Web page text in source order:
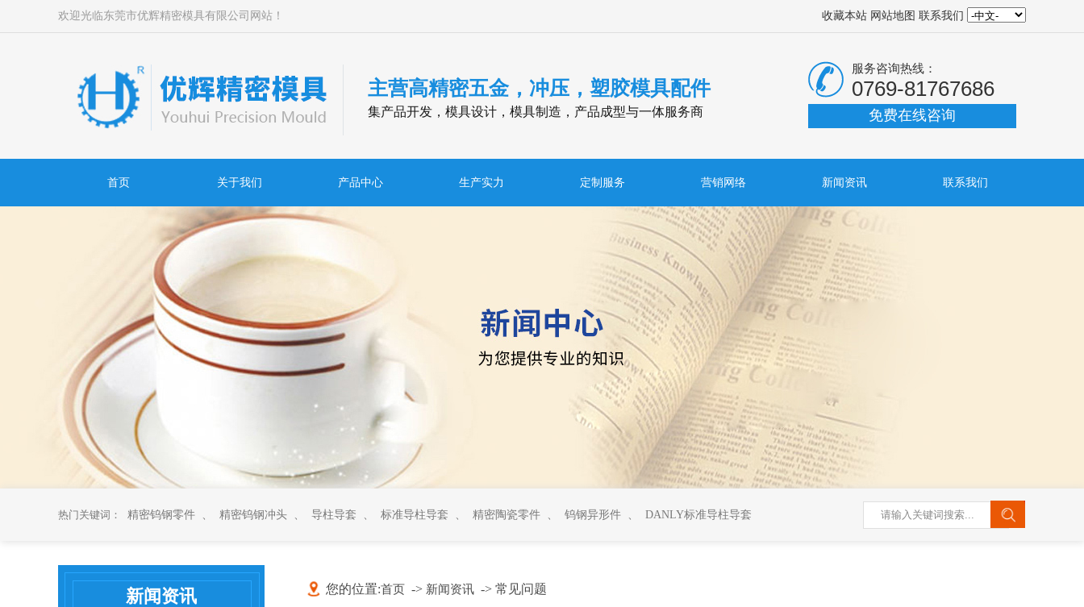
收藏本站 网站地图 联系我们
欢迎光临东莞市优辉精密模具有限公司网站！
主营高精密五金，冲压，塑胶模具配件
集产品开发，模具设计，模具制造，产品成型与一体服务商
服务咨询热线：
0769-81767686
免费在线咨询
首页 关于我们 产品中心 生产实力 定制服务 营销网络 新闻资讯 联系我们
热门关键词： 精密钨钢零件 、 精密钨钢冲头 、 导柱导套 、 标准导柱导套 、 精密陶瓷零件 、 钨钢异形件 、 DANLY标准导柱导套
新闻资讯 您的位置:首页 -> 新闻资讯 -> 常见问题